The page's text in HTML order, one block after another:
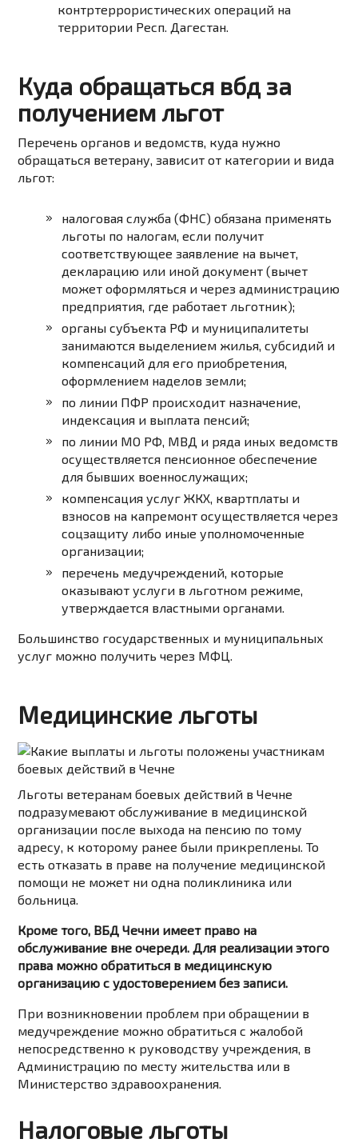
контртеррористических операций на
территории Респ. Дагестан.
Куда обращаться вбд за
получением льгот
Перечень органов и ведомств, куда нужно
обращаться ветерану, зависит от категории и вида
льгот:
налоговая служба (ФНС) обязана применять
льготы по налогам, если получит
соответствующее заявление на вычет,
декларацию или иной документ (вычет
может оформляться и через администрацию
предприятия, где работает льготник);
органы субъекта РФ и муниципалитеты
занимаются выделением жилья, субсидий и
компенсаций для его приобретения,
оформлением наделов земли;
по линии ПФР происходит назначение,
индексация и выплата пенсий;
по линии МО РФ, МВД и ряда иных ведомств
осуществляется пенсионное обеспечение
для бывших военнослужащих;
компенсация услуг ЖКХ, квартплаты и
взносов на капремонт осуществляется через
соцзащиту либо иные уполномоченные
организации;
перечень медучреждений, которые
оказывают услуги в льготном режиме,
утверждается властными органами.
Большинство государственных и муниципальных
услуг можно получить через МФЦ.
Медицинские льготы
Льготы ветеранам боевых действий в Чечне
подразумевают обслуживание в медицинской
организации после выхода на пенсию по тому
адресу, к которому ранее были прикреплены. То
есть отказать в праве на получение медицинской
помощи не может ни одна поликлиника или
больница.
Кроме того, ВБД Чечни имеет право на
обслуживание вне очереди. Для реализации этого
права можно обратиться в медицинскую
организацию с удостоверением без записи.
При возникновении проблем при обращении в
медучреждение можно обратиться с жалобой
непосредственно к руководству учреждения, в
Администрацию по месту жительства или в
Министерство здравоохранения.
Налоговые льготы